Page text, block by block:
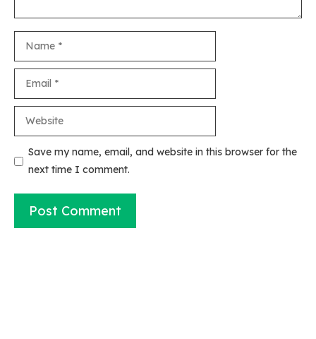
Website
Save my name, email, and website in this browser for the
next time I comment.